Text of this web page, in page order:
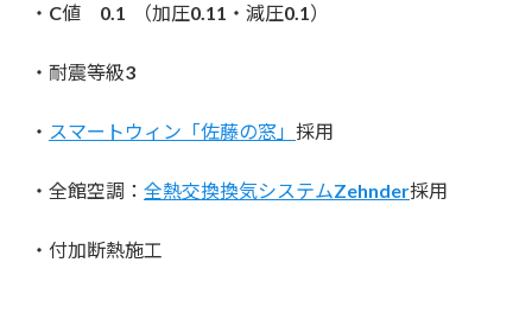
・C値 0.1 （加圧0.11・減圧0.1）
・耐震等級3
・ スマートウィン「佐藤の窓」 採用
・全館空調： 全熱交換換気システムZehnder採用
・付加断熱施工